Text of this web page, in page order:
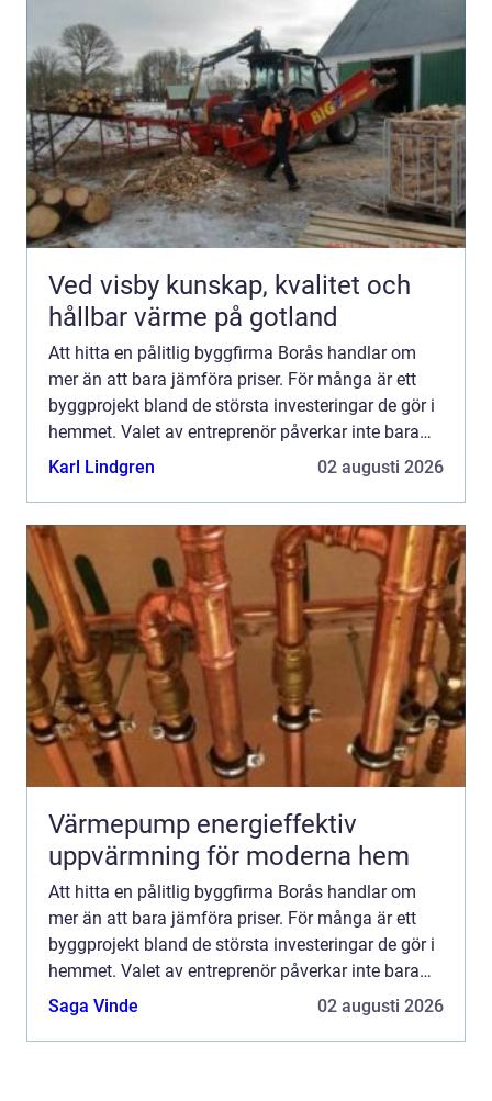
Ved visby kunskap, kvalitet och
hållbar värme på gotland
Att hitta en pålitlig byggfirma Borås handlar om
mer än att bara jämföra priser. För många är ett
byggprojekt bland de största investeringar de gör i
hemmet. Valet av entreprenör påverkar inte bara
slutresultatet, utan också hur vägen dit upplevs.
Karl Lindgren 02 augusti 2026
Värmepump energieffektiv
uppvärmning för moderna hem
Att hitta en pålitlig byggfirma Borås handlar om
mer än att bara jämföra priser. För många är ett
byggprojekt bland de största investeringar de gör i
hemmet. Valet av entreprenör påverkar inte bara
slutresultatet, utan också hur vägen dit upplevs.
Saga Vinde 02 augusti 2026